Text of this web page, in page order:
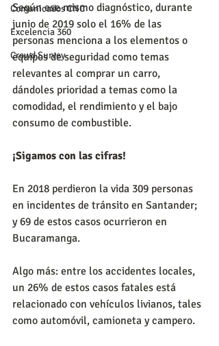
Comunicados CNC
Excelencia 360
Crowd Survey
Según ese mismo diagnóstico, durante
junio de 2019 solo el 16% de las
personas menciona a los elementos o
equipos de seguridad como temas
relevantes al comprar un carro,
dándoles prioridad a temas como la
comodidad, el rendimiento y el bajo
consumo de combustible.
¡Sigamos con las cifras!
En 2018 perdieron la vida 309 personas
en incidentes de tránsito en Santander;
y 69 de estos casos ocurrieron en
Bucaramanga.
Algo más: entre los accidentes locales,
un 26% de estos casos fatales está
relacionado con vehículos livianos, tales
como automóvil, camioneta y campero.